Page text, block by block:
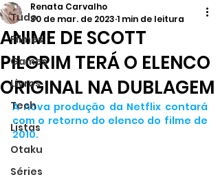
Tudo
Filmes
Games
Livros
Tech
Listas
Otaku
Séries
ANIME DE SCOTT
PILGRIM TERÁ O ELENCO
ORIGINAL NA DUBLAGEM
Renata Carvalho
30 de mar. de 2023 1 min de leitura
A nova produção da Netflix contará
com o retorno do elenco do filme de
2010.